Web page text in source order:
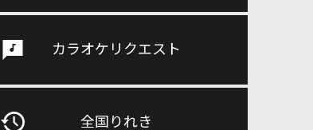
カラオケリクエスト
全国りれき